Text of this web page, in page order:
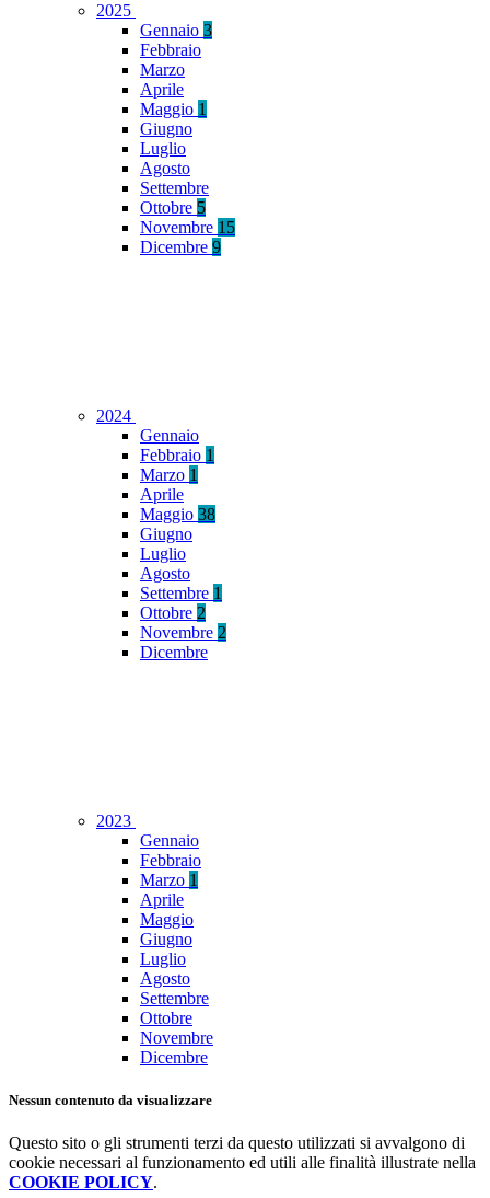
2025
Gennaio 3
Febbraio
Marzo
Aprile
Maggio 1
Giugno
Luglio
Agosto
Settembre
Ottobre 5
Novembre 15
Dicembre 9
2024
Gennaio
Febbraio 1
Marzo 1
Aprile
Maggio 38
Giugno
Luglio
Agosto
Settembre 1
Ottobre 2
Novembre 2
Dicembre
2023
Gennaio
Febbraio
Marzo 1
Aprile
Maggio
Giugno
Luglio
Agosto
Settembre
Ottobre
Novembre
Dicembre
Nessun contenuto da visualizzare
Questo sito o gli strumenti terzi da questo utilizzati si avvalgono di
cookie necessari al funzionamento ed utili alle finalità illustrate nella
COOKIE POLICY.